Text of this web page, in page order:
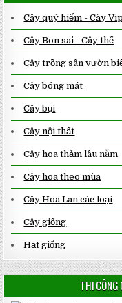
Cây quý hiếm - Cây Vip
Cây Bon sai - Cây thế
Cây trồng sân vườn
Cây bóng mát
Cây bụi
Cây nội thất
Cây hoa thảm lâu năm
Cây hoa theo mùa
Cây Hoa Lan các loại
Cây giống
Hạt giống
THI CÔNG